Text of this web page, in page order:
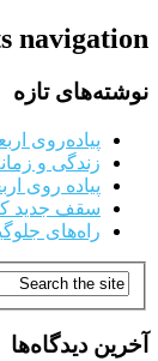
navigation
نوشته‌های تازه
پیاده‌روی
زندگی و
پیاده روی
سقف جدید
راه‌های
آخرین دیدگاه‌ها